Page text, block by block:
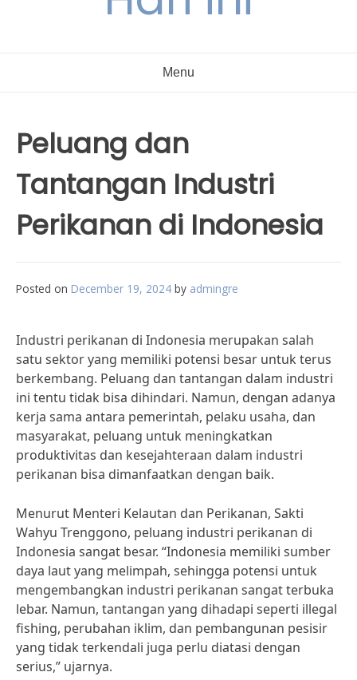
Menu
Peluang dan
Tantangan Industri
Perikanan di Indonesia
Posted on December 19, 2024 by admingre
Industri perikanan di Indonesia merupakan salah
satu sektor yang memiliki potensi besar untuk terus
berkembang. Peluang dan tantangan dalam industri
ini tentu tidak bisa dihindari. Namun, dengan adanya
kerja sama antara pemerintah, pelaku usaha, dan
masyarakat, peluang untuk meningkatkan
produktivitas dan kesejahteraan dalam industri
perikanan bisa dimanfaatkan dengan baik.
Menurut Menteri Kelautan dan Perikanan, Sakti
Wahyu Trenggono, peluang industri perikanan di
Indonesia sangat besar. “Indonesia memiliki sumber
daya laut yang melimpah, sehingga potensi untuk
mengembangkan industri perikanan sangat terbuka
lebar. Namun, tantangan yang dihadapi seperti illegal
fishing, perubahan iklim, dan pembangunan pesisir
yang tidak terkendali juga perlu diatasi dengan
serius,” ujarnya.